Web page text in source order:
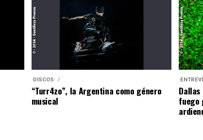
·DISCOS·
“Turr4zo”, la Argentina como género
musical
fuego